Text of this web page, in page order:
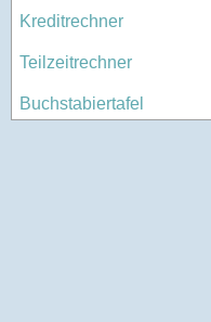
Kreditrechner
Teilzeitrechner
Buchstabiertafel